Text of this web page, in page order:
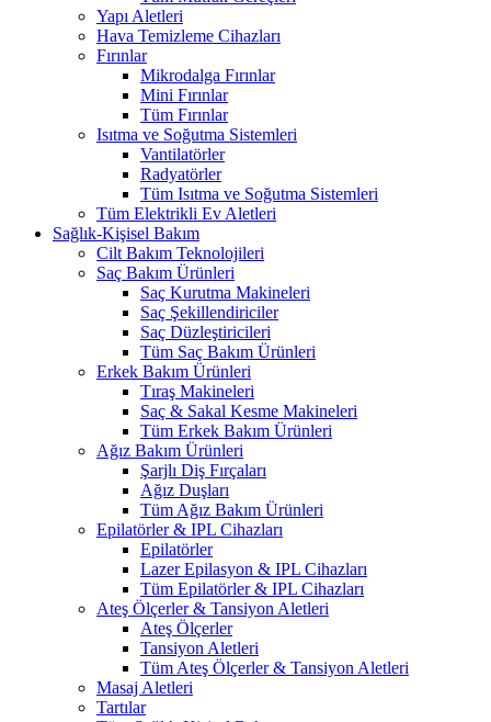
Yapı Aletleri
Hava Temizleme Cihazları
Fırınlar
Mikrodalga Fırınlar
Mini Fırınlar
Tüm Fırınlar
Isıtma ve Soğutma Sistemleri
Vantilatörler
Radyatörler
Tüm Isıtma ve Soğutma Sistemleri
Tüm Elektrikli Ev Aletleri
Sağlık-Kişisel Bakım
Cilt Bakım Teknolojileri
Saç Bakım Ürünleri
Saç Kurutma Makineleri
Saç Şekillendiriciler
Saç Düzleştiricileri
Tüm Saç Bakım Ürünleri
Erkek Bakım Ürünleri
Tıraş Makineleri
Saç & Sakal Kesme Makineleri
Tüm Erkek Bakım Ürünleri
Ağız Bakım Ürünleri
Şarjlı Diş Fırçaları
Ağız Duşları
Tüm Ağız Bakım Ürünleri
Epilatörler & IPL Cihazları
Epilatörler
Lazer Epilasyon & IPL Cihazları
Tüm Epilatörler & IPL Cihazları
Ateş Ölçerler & Tansiyon Aletleri
Ateş Ölçerler
Tansiyon Aletleri
Tüm Ateş Ölçerler & Tansiyon Aletleri
Masaj Aletleri
Tartılar